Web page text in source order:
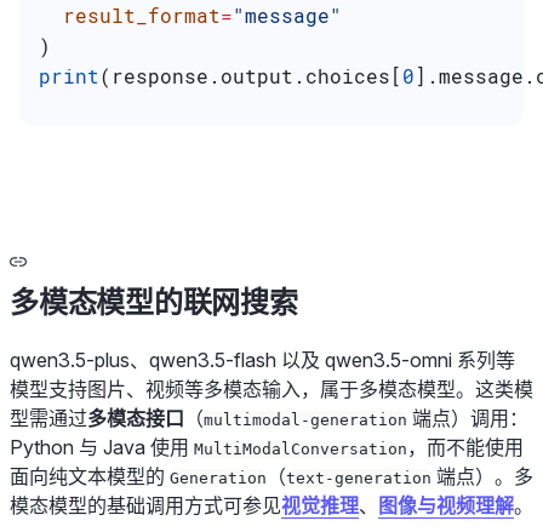
  result_format
="message"
)
print(response.output.choices[0
多模态模型的联网搜索
qwen3.5-plus、qwen3.5-flash 以及 qwen3.5-omni 系列等
模型支持图片、视频等多模态输入，属于多模态模型。这类模
型需通过多模态接口 （multimodal-generation 端点）调用：
Python 与 Java 使用 MultiModalConversation ，而不能使用
面向纯文本模型的 Generation （text-generation 端点）。多
模态模型的基础调用方式可参见视觉推理、 图像与视频理解。